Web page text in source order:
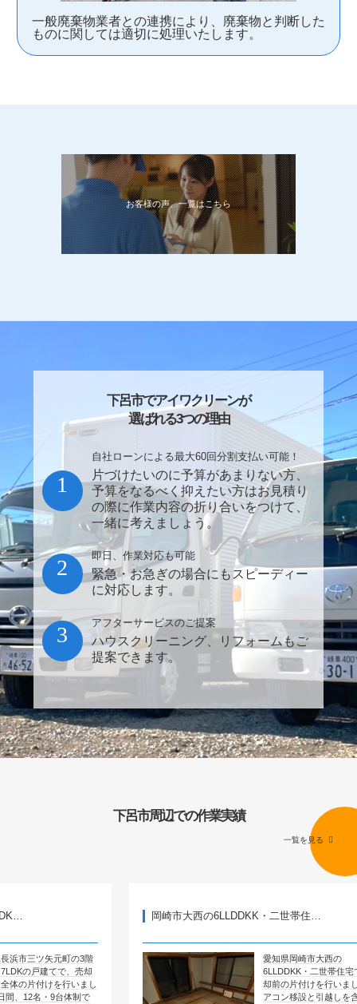
一般廃棄物業者との連携により、廃棄物と判断した
ものに関しては適切に処理いたします。
お客様の声、一覧はこちら
下呂市でアイワクリーンが
選ばれる3つの理由
自社ローンによる最大60回分割支払い可能！
片づけたいのに予算があまりない方、
予算をなるべく抑えたい方はお見積り
の際に作業内容の折り合いをつけて、
一緒に考えましょう。
1
即日、作業対応も可能
緊急・お急ぎの場合にもスピーディー
に対応します。
2
アフターサービスのご提案
ハウスクリーニング、リフォームもご
提案できます。
3
下呂市周辺での作業実績
一覧を見る
町の3階
で、売却
行いまし
体制で
岡崎市大西の6LLDDKK・二世帯住…
愛知県岡崎市大西の
6LLDDKK・二世帯住宅で、売
却前の片付けを行いました。エ
アコン移設と引越しを含めて4